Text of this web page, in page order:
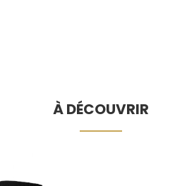
À DÉCOUVRIR